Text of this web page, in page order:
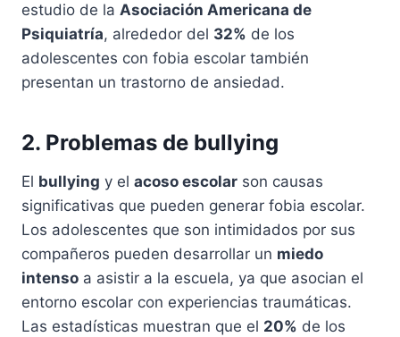
estudio de la Asociación Americana de
Psiquiatría, alrededor del 32% de los
adolescentes con fobia escolar también
presentan un trastorno de ansiedad.
2. Problemas de bullying
El bullying y el acoso escolar son causas
significativas que pueden generar fobia escolar.
Los adolescentes que son intimidados por sus
compañeros pueden desarrollar un miedo
intenso a asistir a la escuela, ya que asocian el
entorno escolar con experiencias traumáticas.
Las estadísticas muestran que el 20% de los